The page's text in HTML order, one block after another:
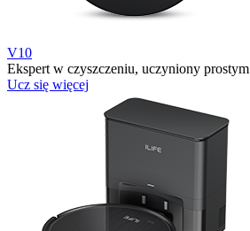
V10
Ekspert w czyszczeniu, uczyniony prostym
Ucz się więcej